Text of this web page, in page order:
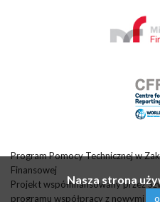
Program Pomocy Technicznej w
Finansowej
Projekt współfinansowany przez
programu współpracy z nowymi
Nasza strona